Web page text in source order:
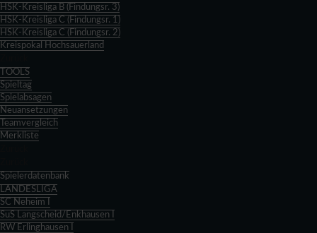
HSK-Kreisliga B (Findungsr. 3)
HSK-Kreisliga C (Findungsr. 1)
HSK-Kreisliga C (Findungsr. 2)
Kreispokal Hochsauerland
TOOLS
Spieltag
Spielabsagen
Neuansetzungen
Teamvergleich
Merkliste
Spielerdatenbank
LANDESLIGA
SC Neheim I
SuS Langscheid/Enkhausen I
RW Erlinghausen I